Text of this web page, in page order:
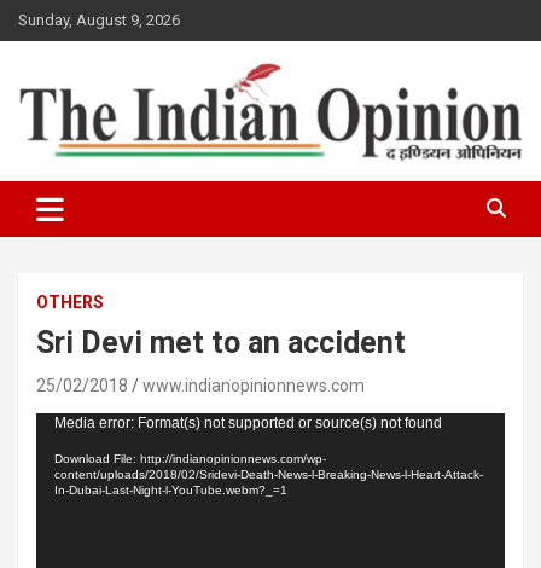
Skip
to
Sunday, August 9, 2026
Indian Opinion News
OTHERS
Sri Devi met to an accident
25/02/2018 www.indianopinionnews.com
Video
Player
Media error: Format(s) not supported or source(s) not found
Download File: http://indianopinionnews.com/wp-
content/uploads/2018/02/Sridevi-Death-News-l-Breaking-News-l-Heart-Attack-
In-Dubai-Last-Night-l-YouTube.webm?_=1